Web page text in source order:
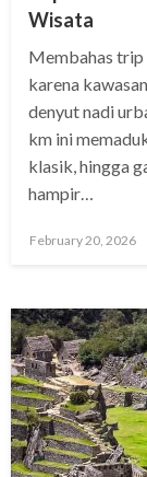
Wisata
Membahas
karena
denyut nadi
km ini
klasik, hingga
hampir…
Posted
February 20, 2026